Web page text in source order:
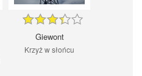
Giewont
Krzyż w słońcu